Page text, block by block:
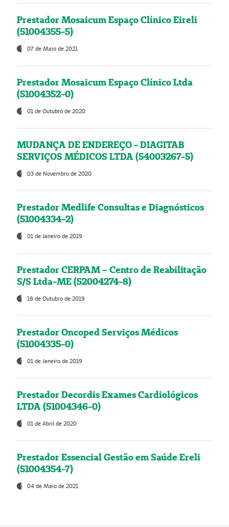
Prestador Mosaicum Espaço Clínico Eireli
(51004355-5)
07 de Maio de 2021
Prestador Mosaicum Espaço Clínico Ltda
(51004352-0)
01 de Outubro de 2020
MUDANÇA DE ENDEREÇO - DIAGITAB
SERVIÇOS MÉDICOS LTDA (54003267-5)
03 de Novembro de 2020
Prestador Medlife Consultas e Diagnósticos
(51004334-2)
01 de Janeiro de 2019
Prestador CERPAM – Centro de Reabilitação
S/S Ltda-ME (52004274-8)
18 de Outubro de 2019
Prestador Oncoped Serviços Médicos
(51004335-0)
01 de Janeiro de 2019
Prestador Decordis Exames Cardiológicos
LTDA (51004346-0)
01 de Abril de 2020
Prestador Essencial Gestão em Saúde Ereli
(51004354-7)
04 de Maio de 2021